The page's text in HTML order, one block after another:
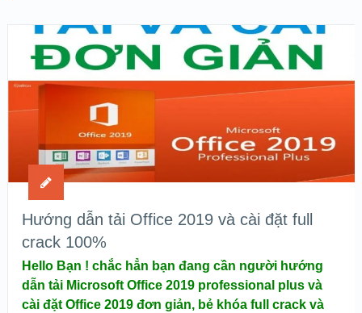
Hướng dẫn tải Office 2019 và cài đặt full
crack 100%
Hello Bạn ! chắc hẳn bạn đang cần người hướng
dẫn tải Microsoft Office 2019 professional plus và
cài đặt Office 2019 đơn giản, bẻ khóa full crack và